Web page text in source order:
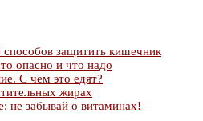
защитить кишечник
опасно и что надо
С чем это едят?
жирах
не забывай о витаминах!